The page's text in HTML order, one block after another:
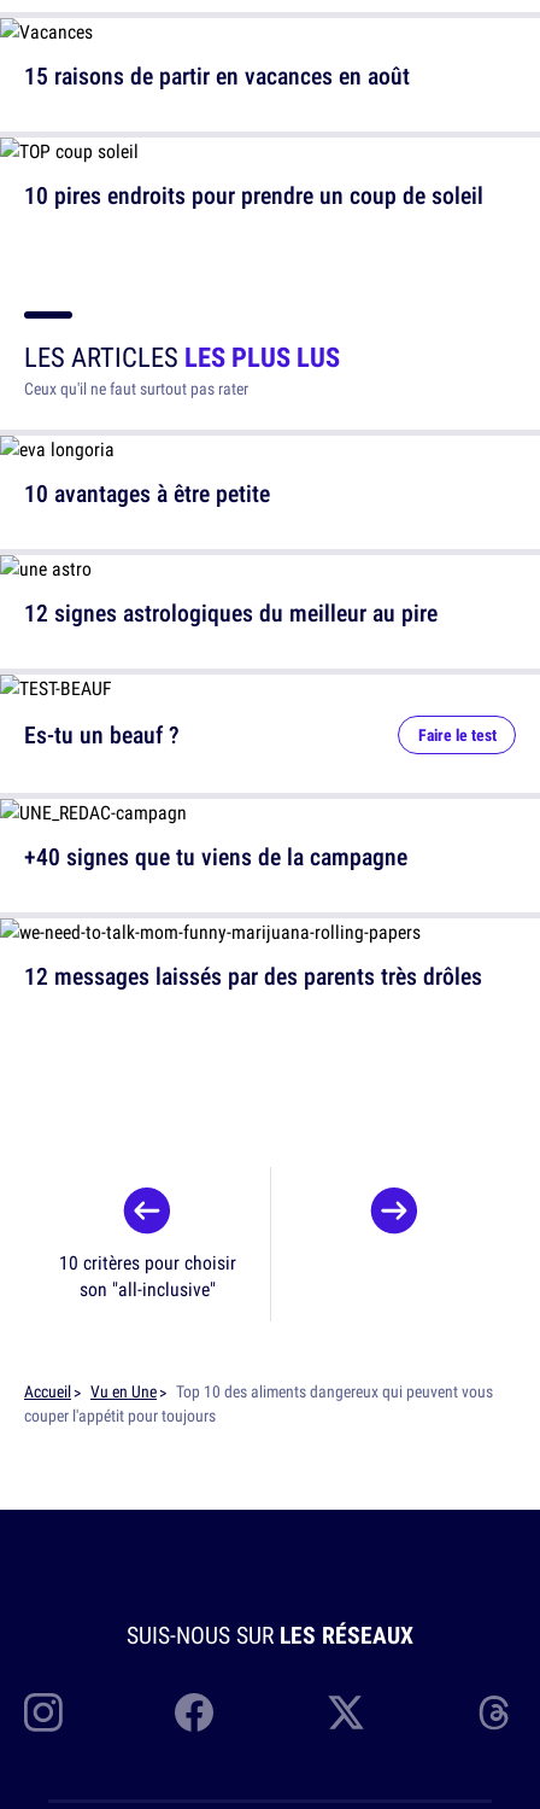
15 raisons de partir en vacances en août
10 pires endroits pour prendre un coup de soleil
LES ARTICLES LES PLUS LUS
Ceux qu'il ne faut surtout pas rater
10 avantages à être petite
12 signes astrologiques du meilleur au pire
12 messages laissés par des parents très drôles
Es-tu un beauf ? Faire le test
+40 signes que tu viens de la campagne
10 critères pour choisir
son "all-inclusive"
Accueil Vu en Une
Top 10 des aliments dangereux qui peuvent vous
couper l'appétit pour toujours
SUIS-NOUS SUR LES RÉSEAUX